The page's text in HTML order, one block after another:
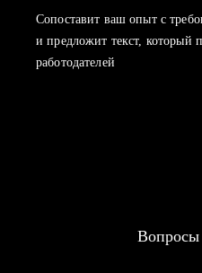
Сопоставит ваш опыт с
и предложит текст, который
работодателей
Вопросы